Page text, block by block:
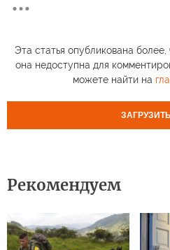
Эта статья опубликована более,
она недоступна для
можете найти на
Рекомендуем